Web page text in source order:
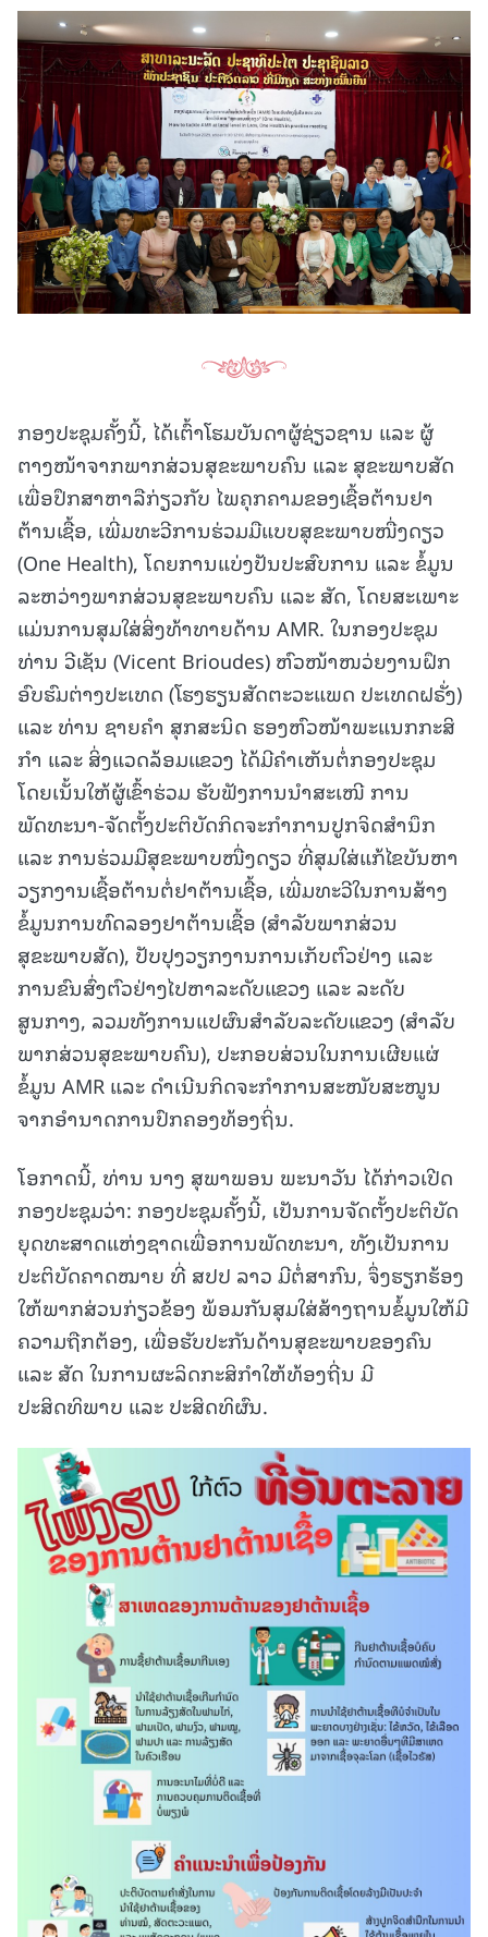
ກອງປະຊຸມຄັ້ງນີ້, ໄດ້ເຕົ້າໂຮມບັນດາຜູ້ຊ່ຽວຊານ ແລະ ຜູ້
ຕາງໜ້າຈາກພາກສ່ວນສຸຂະພາບຄົນ ແລະ ສຸຂະພາບສັດ
ເພື່ອປຶກສາຫາລືກ່ຽວກັບ ໄພຄຸກຄາມຂອງເຊື້ອຕ້ານຢາ
ຕ້ານເຊື້ອ, ເພີ່ມທະວີການຮ່ວມມືແບບສຸຂະພາບໜື່ງດຽວ
(One Health), ໂດຍການແບ່ງປັນປະສົບການ ແລະ ຂໍ້ມູນ
ລະຫວ່າງພາກສ່ວນສຸຂະພາບຄົນ ແລະ ສັດ, ໂດຍສະເພາະ
ແມ່ນການສຸມໃສ່ສິ່ງທ້າທາຍດ້ານ AMR. ໃນກອງປະຊຸມ
ທ່ານ ວີເຊັນ (Vicent Brioudes) ຫົວໜ້າໜວ່ຍງານຝຶກ
ອົບຮົມຕ່າງປະເທດ (ໂຮງຮຽນສັດຕະວະແພດ ປະເທດຝຣັ່ງ)
ແລະ ທ່ານ ຊາຍຄໍາ ສຸກສະນິດ ຮອງຫົວໜ້າພະແນກກະສິ
ກໍາ ແລະ ສິ່ງແວດລ້ອມແຂວງ ໄດ້ມີຄຳເຫັນຕໍ່ກອງປະຊຸມ
ໂດຍເນັ້ນໃຫ້ຜູ້ເຂົ້າຮ່ວມ ຮັບຟັງການນຳສະເໜີ ການ
ພັດທະນາ-ຈັດຕັ້ງປະຕິບັດກິດຈະກຳການປູກຈິດສໍານຶກ
ແລະ ການຮ່ວມມືສຸຂະພາບໜື່ງດຽວ ທີ່ສຸມໃສ່ແກ້ໄຂບັນຫາ
ວຽກງານເຊື້ອຕ້ານຕໍ່ຢາຕ້ານເຊື້ອ, ເພີ່ມທະວີໃນການສ້າງ
ຂໍ້ມູນການທົດລອງຢາຕ້ານເຊື້ອ (ສຳລັບພາກສ່ວນ
ສຸຂະພາບສັດ), ປັບປຸງວຽກງານການເກັບຕົວຢ່າງ ແລະ
ການຂົນສົ່ງຕົວຢ່າງໄປຫາລະດັບແຂວງ ແລະ ລະດັບ
ສູນກາງ, ລວມທັງການແປຜົນສໍາລັບລະດັບແຂວງ (ສຳລັບ
ພາກສ່ວນສຸຂະພາບຄົນ), ປະກອບສ່ວນໃນການເຜີຍແຜ່
ຂໍ້ມູນ AMR ແລະ ດໍາເນີນກິດຈະກໍາການສະໜັບສະໜູນ
ຈາກອຳນາດການປົກຄອງທ້ອງຖິ່ນ.
ໂອກາດນີ້, ທ່ານ ນາງ ສຸພາພອນ ພະນາວັນ ໄດ້ກ່າວເປີດ
ກອງປະຊຸມວ່າ: ກອງປະຊຸມຄັ້ງນີ້, ເປັນການຈັດຕັ້ງປະຕິບັດ
ຍຸດທະສາດແຫ່ງຊາດເພື່ອການພັດທະນາ, ທັງເປັນການ
ປະຕິບັດຄາດໝາຍ ທີ່ ສປປ ລາວ ມີຕໍ່ສາກົນ, ຈຶ່ງຮຽກຮ້ອງ
ໃຫ້ພາກສ່ວນກ່ຽວຂ້ອງ ພ້ອມກັນສຸມໃສ່ສ້າງຖານຂໍ້ມູນໃຫ້ມີ
ຄວາມຖືກຕ້ອງ, ເພື່ອຮັບປະກັນດ້ານສຸຂະພາບຂອງຄົນ
ແລະ ສັດ ໃນການຜະລິດກະສິກຳໃຫ້ທ້ອງຖີ່ນ ມີ
ປະສິດທິພາບ ແລະ ປະສິດທິຜົນ.